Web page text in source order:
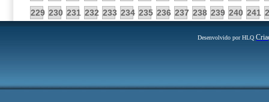
229 230 231 232 233 234 235 236 237 238 239 240 241
Desenvolvido por HLQ